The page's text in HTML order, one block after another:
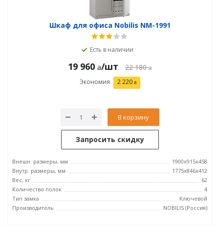
Шкаф для офиса Nobilis NM-1991
Есть в наличии
19 960 /шт 22 180
Экономия 2 220
В корзину
Запросить скидку
Внешн. размеры, мм
1900x915x458
Внутр. размеры, мм
1775x846x412
Вес, кг
62
Количество полок
4
Тип замка
Ключевой
Производитель
NOBILIS (Россия)